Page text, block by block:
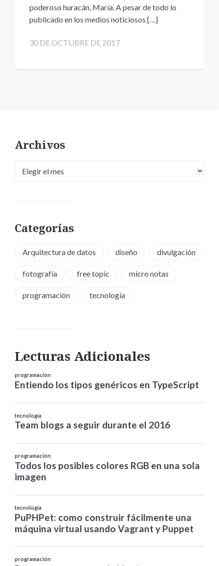
poderoso huracán, María. A pesar de todo lo
publicado en los medios noticiosos […]
30 DE OCTUBRE DE 2017
Archivos
Categorías
Arquitectura de datos diseño divulgación
fotografía free topic micro notas
programación tecnología
Lecturas Adicionales